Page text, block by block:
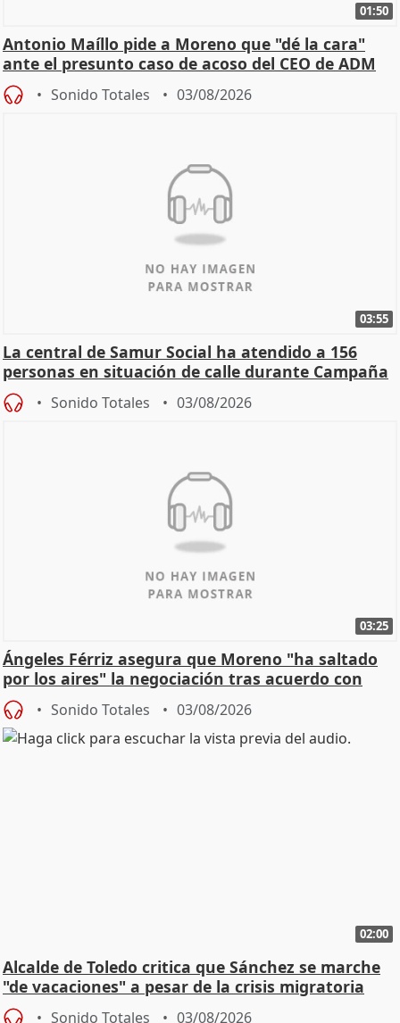
01:50
Antonio Maíllo pide a Moreno que "dé la cara"
ante el presunto caso de acoso del CEO de ADM
Sonido Totales 03/08/2026
03:55
La central de Samur Social ha atendido a 156
personas en situación de calle durante Campaña
de Calor
Sonido Totales 03/08/2026
03:25
Ángeles Férriz asegura que Moreno "ha saltado
por los aires" la negociación tras acuerdo con
SMA
Sonido Totales 03/08/2026
02:00
Alcalde de Toledo critica que Sánchez se marche
"de vacaciones" a pesar de la crisis migratoria
Sonido Totales 03/08/2026